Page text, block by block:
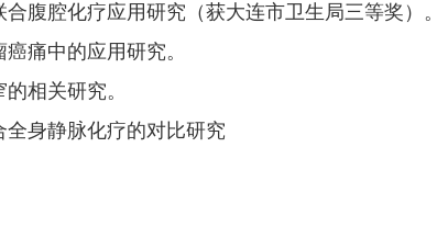
腹腔化疗应用研究（获大连市卫生局三等奖）。
痛中的应用研究。
相关研究。
身静脉化疗的对比研究